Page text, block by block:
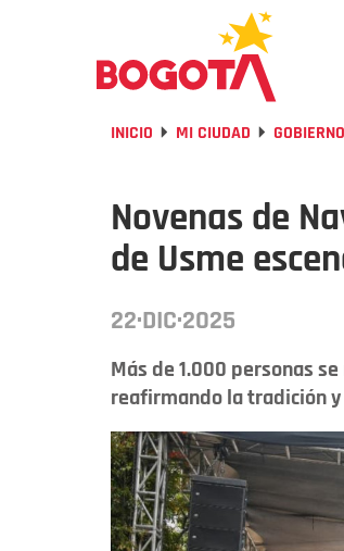
INICIO MI CIUDAD GOBIERNO
Novenas de
de Usme
22·DIC·2025
Más de 1.000 personas
reafirmando la tradición